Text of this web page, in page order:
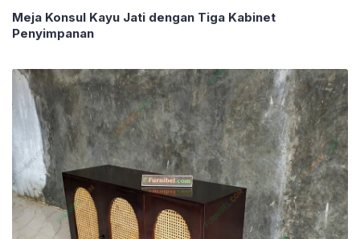
Meja Konsul Kayu Jati dengan Tiga Kabinet
Penyimpanan